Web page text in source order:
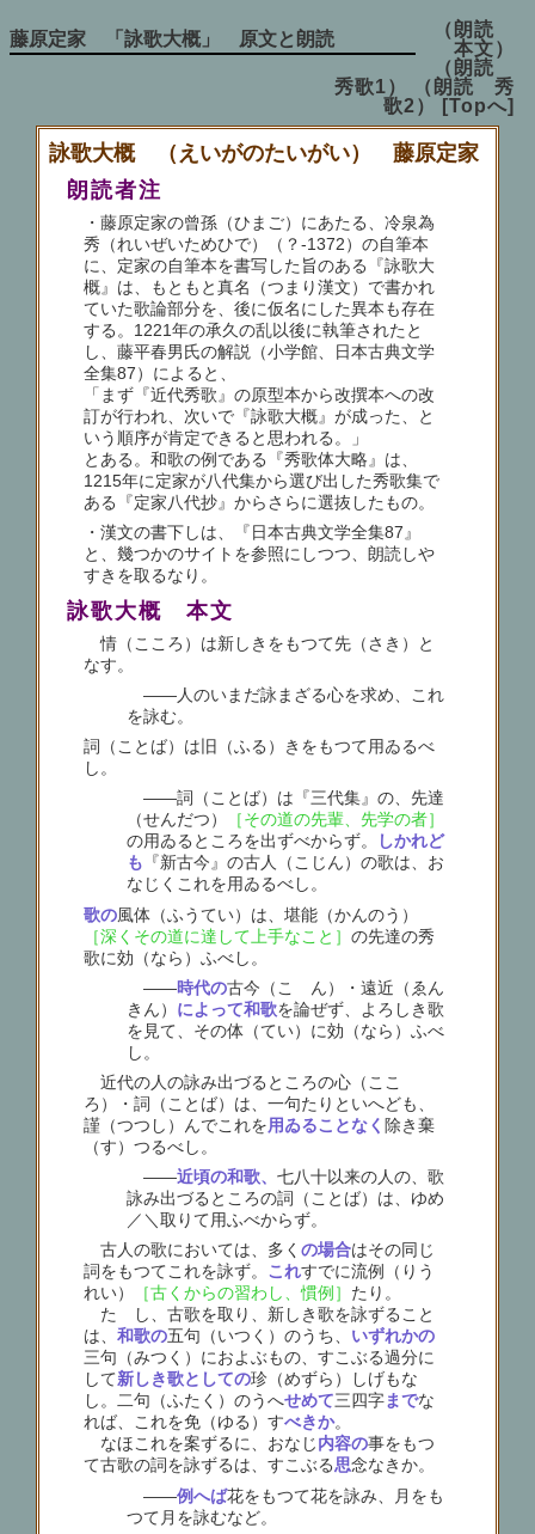
藤原定家 「詠歌大概」 原文と朗読
（朗読
本文）
（朗読
秀歌1）
（朗読 秀
歌2）
[Topへ]
詠歌大概 （えいがのたいがい） 藤原定家
朗読者注
・藤原定家の曾孫（ひまご）にあたる、冷泉為
秀（れいぜいためひで）（？-1372）の自筆本
に、定家の自筆本を書写した旨のある『詠歌大
概』は、もともと真名（つまり漢文）で書かれ
ていた歌論部分を、後に仮名にした異本も存在
する。1221年の承久の乱以後に執筆されたと
し、藤平春男氏の解説（小学館、日本古典文学
全集87）によると、
「まず『近代秀歌』の原型本から改撰本への改
訂が行われ、次いで『詠歌大概』が成った、と
いう順序が肯定できると思われる。」
とある。和歌の例である『秀歌体大略』は、
1215年に定家が八代集から選び出した秀歌集で
ある『定家八代抄』からさらに選抜したもの。
・漢文の書下しは、『日本古典文学全集87』
と、幾つかのサイトを参照にしつつ、朗読しや
すきを取るなり。
詠歌大概 本文
情（こころ）は新しきをもつて先（さき）と
なす。
――人のいまだ詠まざる心を求め、これ
を詠む。
詞（ことば）は旧（ふる）きをもつて用ゐるべ
し。
――詞（ことば）は『三代集』の、先達
（せんだつ）
［その道の先輩、先学の者］
の用ゐるところを出ずべからず。
しかれど
も 『新古今』の古人（こじん）の歌は、お
なじくこれを用ゐるべし。
歌の風体（ふうてい）は、堪能（かんのう）
［深くその道に達して上手なこと］の先達の秀
歌に効（なら）ふべし。
――時代の古今（こゝん）・遠近（ゑん
きん） によって和歌を論ぜず、よろしき歌
を見て、その体（てい）に効（なら）ふべ
し。
近代の人の詠み出づるところの心（ここ
ろ）・詞（ことば）は、一句たりといへども、
謹（つつし）んでこれを用ゐることなく 除き棄
（す）つるべし。
――近頃の和歌、七八十以来の人の、歌
詠み出づるところの詞（ことば）は、ゆめ
／＼取りて用ふべからず。
古人の歌においては、多くの場合はその同じ
詞をもつてこれを詠ず。 これすでに流例（りう
れい）
［古くからの習わし、慣例］ たり。
たゞし、古歌を取り、新しき歌を詠ずること
は、和歌の五句（いつく）のうち、 いずれかの
三句（みつく）におよぶもの、すこぶる過分に
して新しき歌としての珍（めずら）しげもな
し。二句（ふたく）のうへせめて三四字までな
れば、これを免（ゆる）すべきか。
なほこれを案ずるに、おなじ内容の事をもつ
て古歌の詞を詠ずるは、すこぶる思念なきか。
――例へば花をもつて花を詠み、月をも
つて月を詠むなど。